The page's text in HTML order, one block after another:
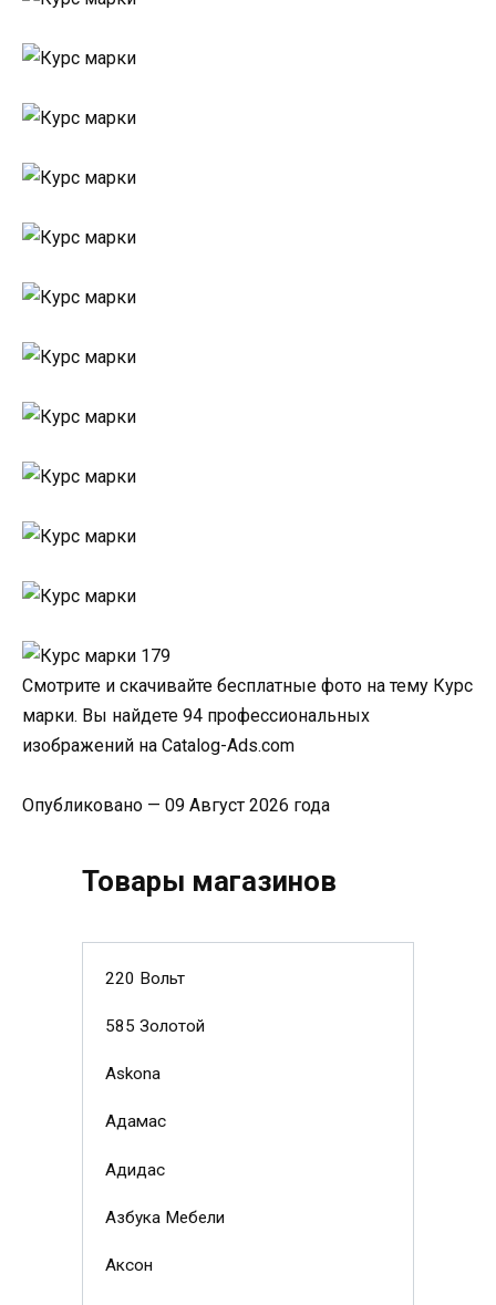
Смотрите и скачивайте бесплатные фото на тему Курс
марки. Вы найдете 94 профессиональных
изображений на Catalog-Ads.com
Опубликовано — 09 Август 2026 года
Товары магазинов
220 Вольт
585 Золотой
Askona
Адамас
Адидас
Азбука Мебели
Аксон